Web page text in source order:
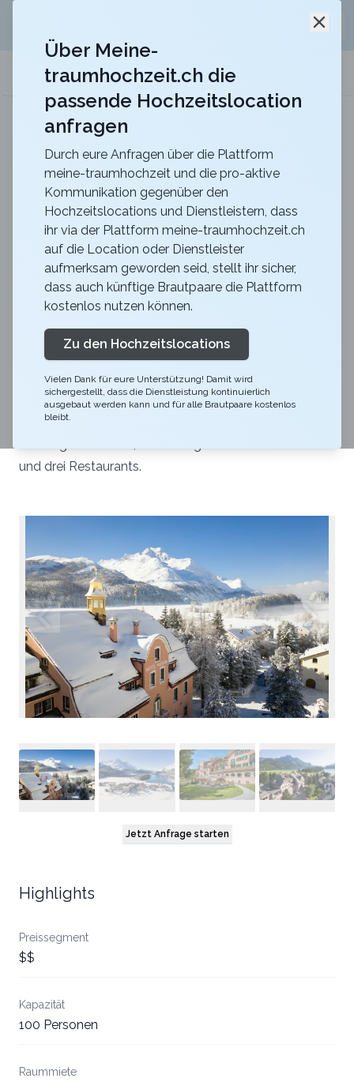
meine-traumhochzeit.ch
Gurten-Pavillon
Für eure Hochzeit auf dem Gurten mit einer
Zurück zur Suche
Parkhotel Margna
4.7
GR
Sils-BaselgiaMerkliste Link teilen
Das Parkhotel Margna bietet eine Traumkulisse für Ihre
kleine, feine Hochzeitsfeier. Das grosszügige
Patrizierhaus mit Charme und Geschichte in der
lichtdurchfluteten Ebene zwischen Silser- und
Silvaplanersee umfasst einen Hotelgarten mit
und drei Restaurants.
Jetzt Anfrage starten
Highlights
Preissegment
$$
Kapazität
100 Personen
Raummiete
Über Meine-
traumhochzeit.ch die
passende Hochzeitslocation
anfragen
Durch eure Anfragen über die Plattform
meine-traumhochzeit und die pro-aktive
Kommunikation gegenüber den
Hochzeitslocations und Dienstleistern, dass
ihr via der Plattform meine-traumhochzeit.ch
auf die Location oder Dienstleister
aufmerksam geworden seid, stellt ihr sicher,
dass auch künftige Brautpaare die Plattform
kostenlos nutzen können.
Zu den Hochzeitslocations
Vielen Dank für eure Unterstützung! Damit wird
sichergestellt, dass die Dienstleistung kontinuierlich
ausgebaut werden kann und für alle Brautpaare kostenlos
bleibt.